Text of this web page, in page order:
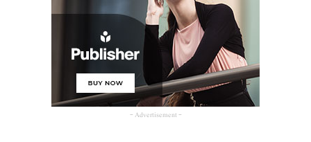
- Advertisement -